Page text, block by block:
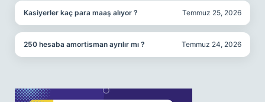
Kasiyerler kaç para maaş alıyor ? Temmuz 25, 2026
250 hesaba amortisman ayrılır mı ? Temmuz 24, 2026